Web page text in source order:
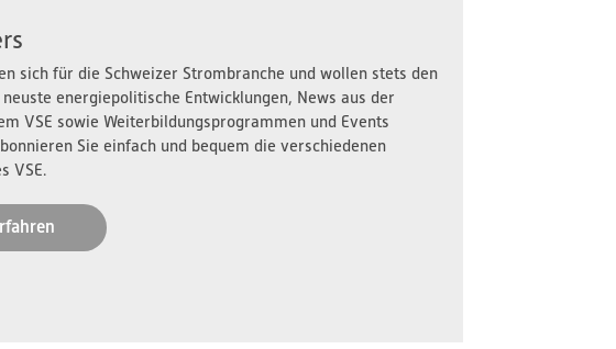
sich für die Schweizer Strombranche und wollen stets den
energiepolitische Entwicklungen, News aus der
VSE sowie Weiterbildungsprogrammen und Events
Sie einfach und bequem die verschiedenen
VSE.